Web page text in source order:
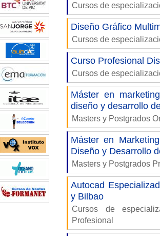
Cursos de
Diseño Gráfico
Cursos de
Curso Profesional
Cursos de
Máster en
diseño y desarrollo
Masters y Postgrados
Máster en
Diseño y Desarrollo
Masters y Postgrados
Autocad
y Bilbao
Cursos de
Profesional